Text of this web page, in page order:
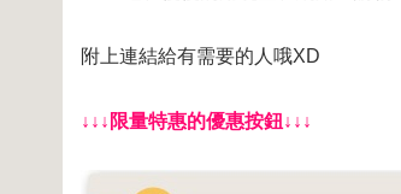
附上連結給有需要的人哦XD
↓↓↓限量特惠的優惠按鈕↓↓↓